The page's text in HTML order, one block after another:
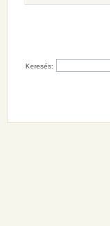
Keresés: